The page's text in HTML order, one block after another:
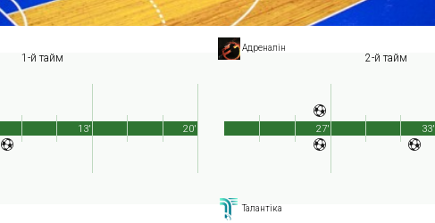
1-й тайм
20'
13'
Адреналін
2-й тайм
Талантіка
27' 33'